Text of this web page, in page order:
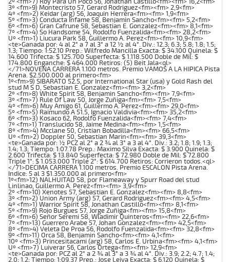
3º <fm>9) Montecristo 57, Gerard Rodriguez<fm><fm> 2,9<fm>
4º <fm>2) Keidar (arg) 56, Joaquin Herrera<fm><fm> 1,9<fm>
5º <fm>3) Conducta Infame 58, Benjamin Sancho<fm><fm> 5,2<fm>
6º <fm>6) Gran Cafrune 58, Sebastian E. Gonzalez<fm><fm> 8,1<fm>
7º <fm>4) So Handsome 54, Rodolfo Fuenzalida<fm><fm> 28,2<fm>
Uº <fm>1) Liucura Park 58, Guillermo A. Perez<fm><fm> 10,9<fm>
<te>Ganada por: 4 al 2° a 7 al 3° a 12 ½ al 4°. Div.: 12.3; 6.3; 5.8; 1.8; 1.5;
1.3; Tiempo: 1:52.10 Prep.: Wilfredo Mancilla Exacta: $ 34.100 Quinela: $
14.600 Trifecta: $ 125.700 Superfecta: $ 1.118.500 Doble de Mil: $
174.800 Enganche: $ 464.000 Retiros: (5) Beit Jala<ql>
</71>NOVENA CARRERA 1.100 metros. Premio VAMOS A LA HIPICA Pista
Arena. $2.500.000 al primero<fm>
1º<fm>9) SIBARATO 52.5, por International Star (usa) y Gold Rash del
stud M S D, Sebastian E. Gonzalez<fm><fm> 3,2<fm>
2º <fm>8) White Spirit 58, Benjamin Sancho<fm><fm> 7,9<fm>
3º <fm>7) Rule Of Law 50, Jorge Zuñiga<fm><fm> 7,5<fm>
4º <fm>6) Muy Amigo 61, Guillermo A. Perez<fm><fm> 29,0<fm>
5º <fm>5) Raimundo A 51.5, Ignacio Valdivia<fm><fm> 35,2<fm>
6º <fm>3) Kosaco 62, Rodolfo Fuenzalida<fm><fm> 7,4<fm>
7º <fm>1) Translucido 58, Jaime Medina<fm><fm> 1,5<fm>
8º <fm>4) Mcclane 50, Cristian Bobadilla<fm><fm> 66,5<fm>
Uº <fm>2) Doppler 50, Sebastian Marin<fm><fm> 39,3<fm>
<te>Ganada por: ½ PCZ al 2° a 2 ¾ al 3° a 3 al 4°. Div.: 3.2; 1.8; 1.9; 1.3;
1.4; 1.3; Tiempo: 1:07.78 Prep.: Maximo Silva Exacta: $ 3.900 Quinela: $
2.600 Trifecta: $ 13.840 Superfecta: $ 72.980 Doble de Mil: $ 72.800
Triple 1°: $ 1.053.000 Triple 2°: $ 614.700 Retiros: Corrieron todos.<ql>
</71>DECIMA CARRERA 1.100 metros. Premio ESCALON Pista Arena.
Indice: 5 al 3 $1.350.000 al primero<fm>
1º<fm>12) NALHUITAD 58, por Flameaway y Spurr Road del stud
Linlinao, Guillermo A. Perez<fm><fm> 3,9<fm>
2º <fm>10) Xenotes 57, Sebastian E. Gonzalez<fm><fm> 8,8<fm>
3º <fm>2) Union Army (arg) 57, Gerard Rodriguez<fm><fm> 4,5<fm>
4º <fm>1) Warrior Spirit 58, Jonathan Castillo<fm><fm> 8,1<fm>
5º <fm>9) Rojo Burgues 57, Jorge Zuñiga<fm><fm> 15,8<fm>
6º <fm>6) Señor Seremi 58, Wladimir Quinteros<fm><fm> 22,6<fm>
7º <fm>13) Guerrero Arabe 57, Johan Gonzalez<fm><fm> 42,5<fm>
8º <fm>4) Veleta De Proa 56, Rodolfo Fuenzalida<fm><fm> 32,8<fm>
9º <fm>11) Orca 58, Benjamin Sancho<fm><fm> 4,1<fm>
10º <fm>3) Princesitacami (arg) 58, Carlos E. Urbina<fm><fm> 4,1<fm>
Uº <fm>7) Luiverar 56, Carlos Ortega<fm><fm> 12,9<fm>
<te>Ganada por: PCZ al 2° a 2 ¾ al 3° a 3 ¾ al 4°. Div.: 3.9; 2.2; 4.7; 1.4;
2.0; 1.2; Tiempo: 1:09.37 Prep.: Jose Leiva Exacta: $ 6.120 Quinela: $